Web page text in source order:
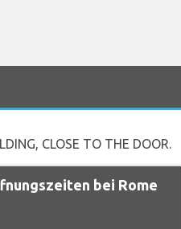
CLOSE TO THE DOOR.
bei Rome